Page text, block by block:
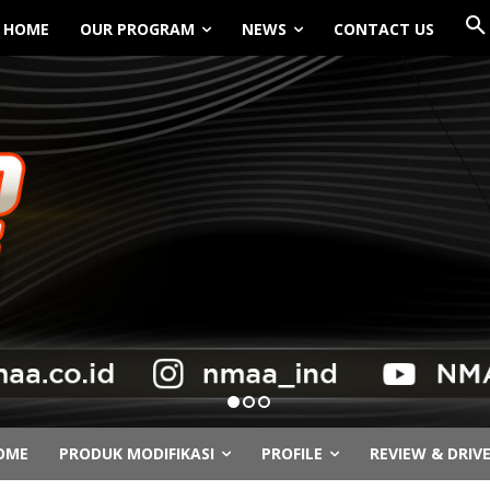
HOME OUR PROGRAM NEWS CONTACT US
PRODUK MODIFIKASI PROFILE REVIEW & DRIVE